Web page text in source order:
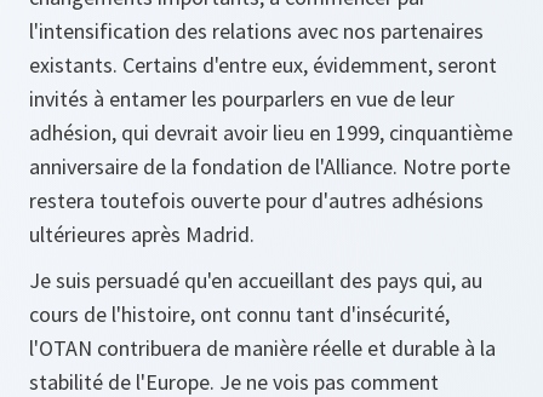
l'intensification des relations avec nos partenaires
existants. Certains d'entre eux, évidemment, seront
invités à entamer les pourparlers en vue de leur
adhésion, qui devrait avoir lieu en 1999, cinquantième
anniversaire de la fondation de l'Alliance. Notre porte
restera toutefois ouverte pour d'autres adhésions
ultérieures après Madrid.
Je suis persuadé qu'en accueillant des pays qui, au
cours de l'histoire, ont connu tant d'insécurité,
l'OTAN contribuera de manière réelle et durable à la
stabilité de l'Europe. Je ne vois pas comment